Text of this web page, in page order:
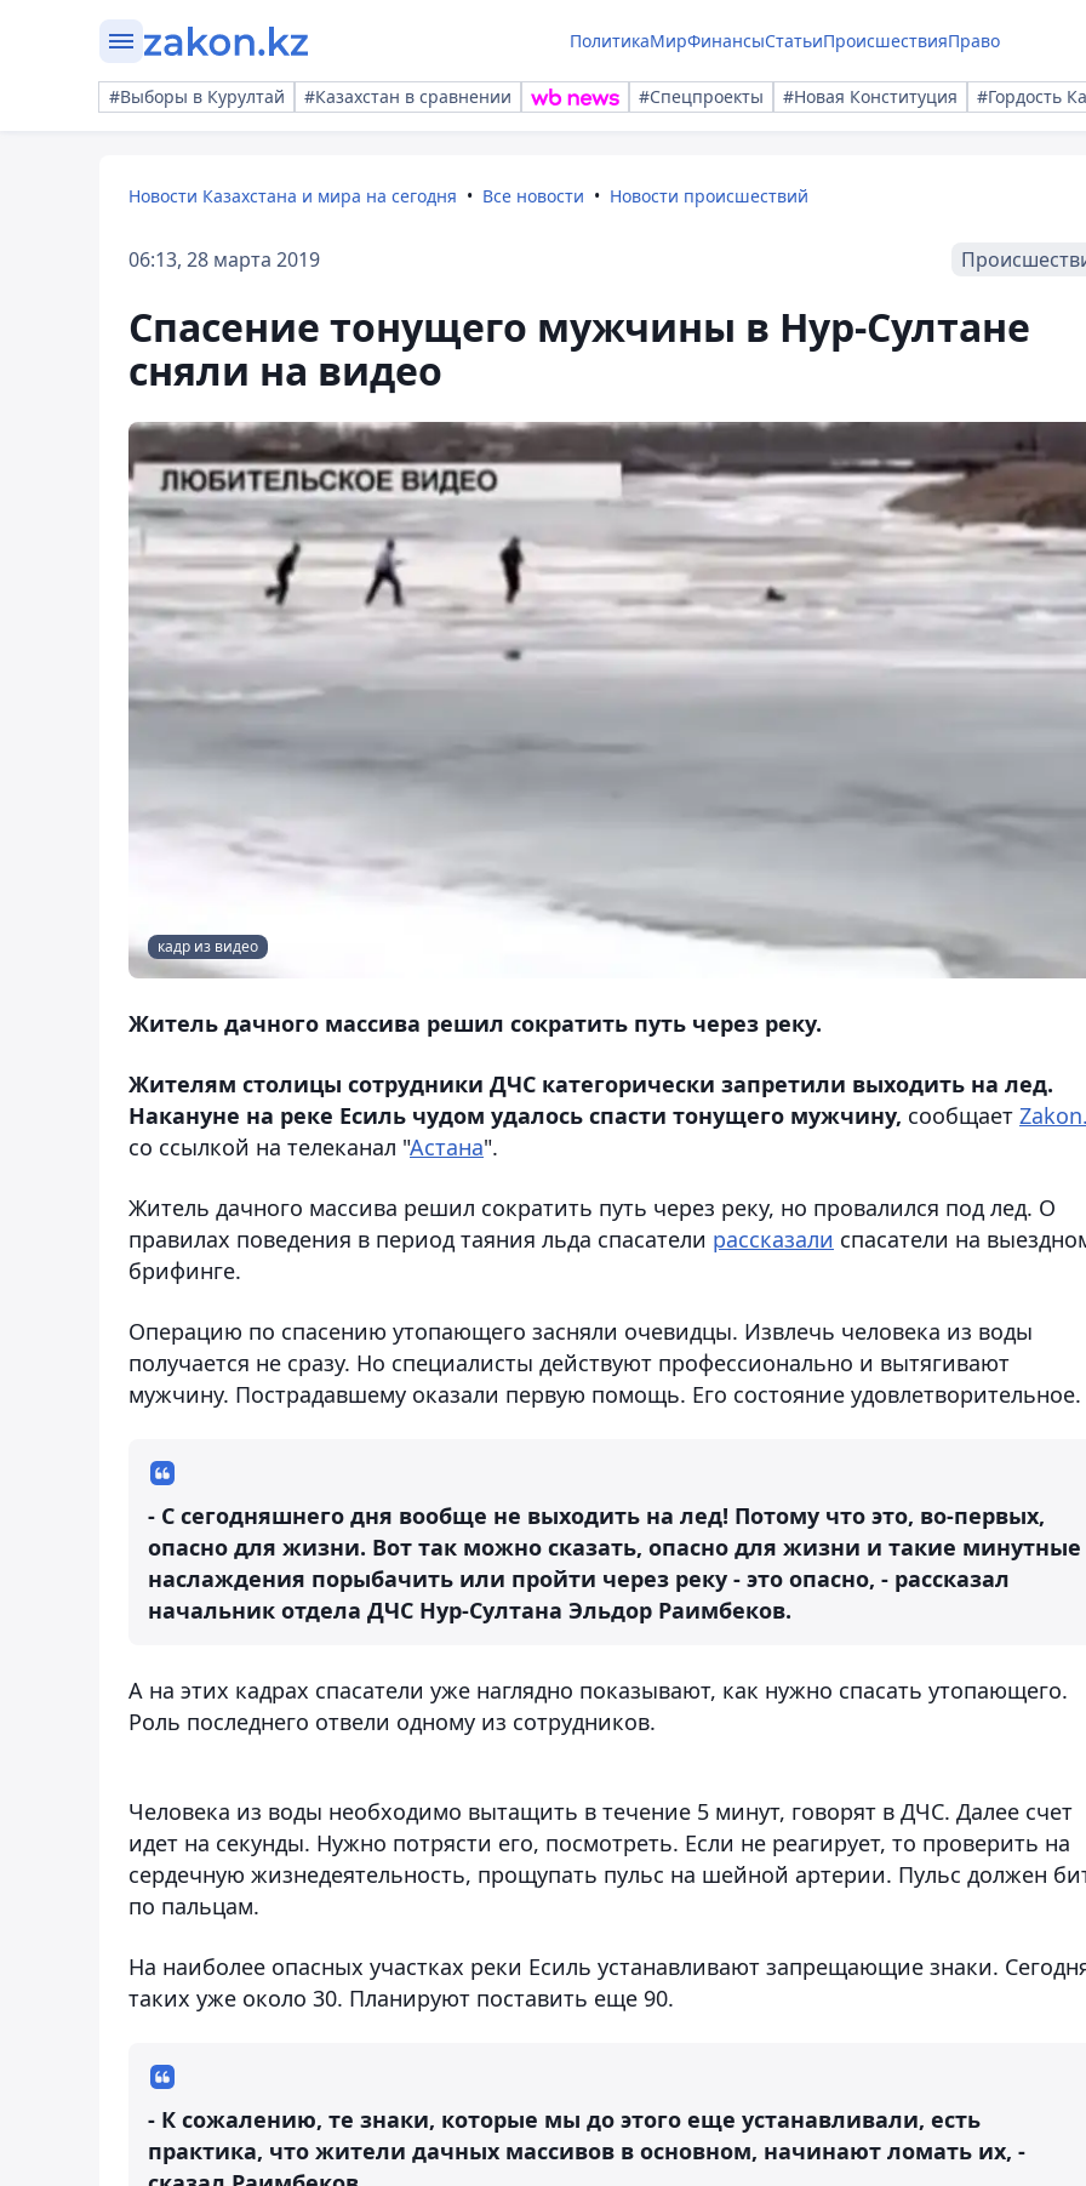
ПолитикаМирФинансыСтатьиПроисшествияПраво
#Выборы в Курултай #Казахстан в сравнении #Спецпроекты #Новая Конституция #Гордость
Новости Казахстана и мира на сегодня Все новости Новости происшествий
06:13, 28 марта 2019
Спасение тонущего мужчины в Нур-Султане
сняли на видео
кадр из видео
Житель дачного массива решил сократить путь через реку.
Жителям столицы сотрудники ДЧС категорически запретили выходить на лед.
Накануне на реке Есиль чудом удалось спасти тонущего мужчину, сообщает
со ссылкой на телеканал "Астана".
Житель дачного массива решил сократить путь через реку, но провалился под лед. О
правилах поведения в период таяния льда спасатели рассказали спасатели на
брифинге.
Операцию по спасению утопающего засняли очевидцы. Извлечь человека из воды
получается не сразу. Но специалисты действуют профессионально и вытягивают
мужчину. Пострадавшему оказали первую помощь. Его состояние удовлетворительное.
- С сегодняшнего дня вообще не выходить на лед! Потому что это, во-первых,
опасно для жизни. Вот так можно сказать, опасно для жизни и такие минутные
наслаждения порыбачить или пройти через реку - это опасно, - рассказал
начальник отдела ДЧС Нур-Султана Эльдор Раимбеков.
А на этих кадрах спасатели уже наглядно показывают, как нужно спасать утопающего.
Роль последнего отвели одному из сотрудников.
Человека из воды необходимо вытащить в течение 5 минут, говорят в ДЧС. Далее счет
идет на секунды. Нужно потрясти его, посмотреть. Если не реагирует, то проверить на
сердечную жизнедеятельность, прощупать пульс на шейной артерии. Пульс должен
по пальцам.
На наиболее опасных участках реки Есиль устанавливают запрещающие знаки.
таких уже около 30. Планируют поставить еще 90.
- К сожалению, те знаки, которые мы до этого еще устанавливали, есть
практика, что жители дачных массивов в основном, начинают ломать их, -